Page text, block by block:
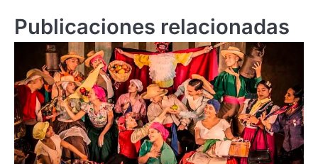
Publicaciones relacionadas